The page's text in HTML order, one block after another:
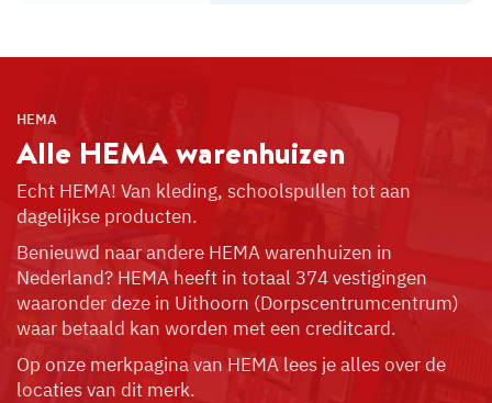
HEMA
Alle HEMAwarenhuizen
Echt HEMA! Van kleding, schoolspullen tot aan
dagelijkse producten.
Benieuwd naar andere HEMA warenhuizen in
Nederland? HEMA heeft in totaal 374 vestigingen
waaronder deze in Uithoorn (Dorpscentrumcentrum)
waar betaald kan worden met een creditcard.
Op onze merkpagina van HEMA lees je alles over de
locaties van dit merk.